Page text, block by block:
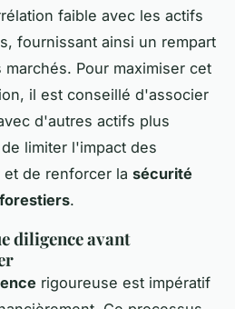
faible avec les actifs
fournissant ainsi un rempart
Pour maximiser cet
il est conseillé d'associer
d'autres actifs plus
limiter l'impact des
de renforcer la sécurité
.
diligence avant
rigoureuse est impératif